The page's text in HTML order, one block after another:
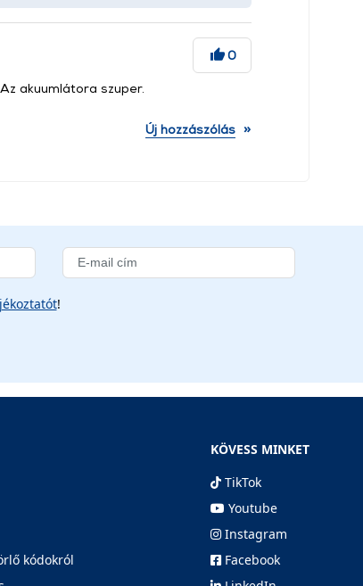
0
akuumlátora szuper.
Új hozzászólás »
!
kódokról
KÖVESS MINKET
TikTok
Youtube
Instagram
Facebook